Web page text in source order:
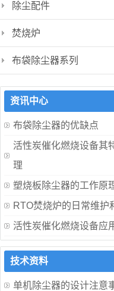
除尘配件
焚烧炉
布袋除尘器系列
资讯中心
布袋除尘器的优缺点
活性炭催化燃烧设备其
理
塑烧板除尘器的工作原
RTO焚烧炉的日常维护
活性炭催化燃烧设备应
技术资料
单机除尘器的设计注意